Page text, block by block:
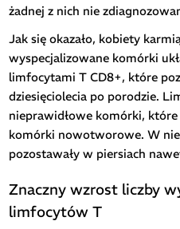
żadnej z nich nie
Jak się okazało, kobiety
wyspecjalizowane komórki
limfocytami T CD8+, które
dziesięciolecia po porodzie.
nieprawidłowe komórki, które
komórki nowotworowe. W
pozostawały w piersiach
Znaczny wzrost liczby
limfocytów T